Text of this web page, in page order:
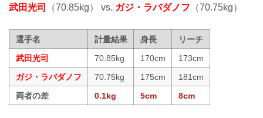
武田光司 （70.85kg） vs. ガジ・ラバダノフ （70.75kg）
選手名 計量結果 身長
リーチ
武田光司
70.85kg 170cm
173cm
ガジ・ラバダノフ
70.75kg 175cm
181cm
両者の差
0.1kg 5cm 8cm